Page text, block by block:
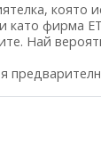
която
като фирма
Най